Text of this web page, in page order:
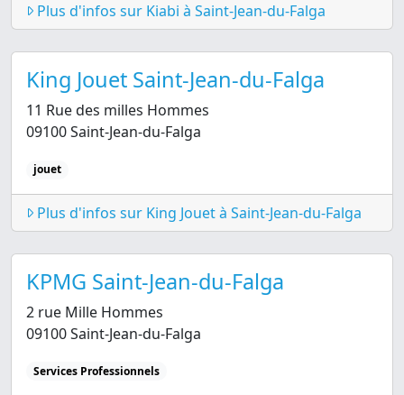
Plus d'infos sur Kiabi à Saint-Jean-du-Falga
King Jouet Saint-Jean-du-Falga
11 Rue des milles Hommes
09100 Saint-Jean-du-Falga
jouet
Plus d'infos sur King Jouet à Saint-Jean-du-Falga
KPMG Saint-Jean-du-Falga
2 rue Mille Hommes
09100 Saint-Jean-du-Falga
Services Professionnels